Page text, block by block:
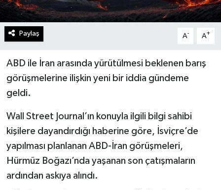
Paylaş A- A+
ABD ile İran arasında yürütülmesi beklenen barış
görüşmelerine ilişkin yeni bir iddia gündeme
geldi.
Wall Street Journal’ın konuyla ilgili bilgi sahibi
kişilere dayandırdığı haberine göre, İsviçre’de
yapılması planlanan ABD-İran görüşmeleri,
Hürmüz Boğazı’nda yaşanan son çatışmaların
ardından askıya alındı.